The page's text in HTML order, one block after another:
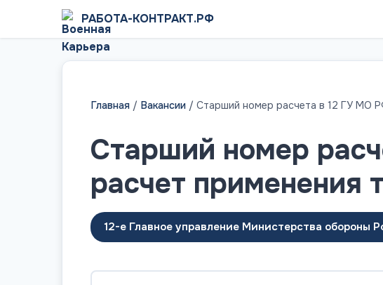
РАБОТА-КОНТРАКТ.РФ
Главная / Вакансии / Старший номер расчета в 12 ГУ МО
Старший номер
расчет применения
12-е Главное управление Министерства обороны